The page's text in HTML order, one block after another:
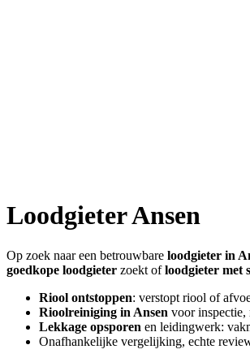
LoodgieterAnsen
Op zoek naar een betrouwbare loodgieter in
goedkope loodgieter zoekt ofloodgieter met
Riool ontstoppen: verstopt riool of
Rioolreiniging in Ansen voor
Lekkage opsporen en leidingwerk:
Onafhankelijke vergelijking, echte